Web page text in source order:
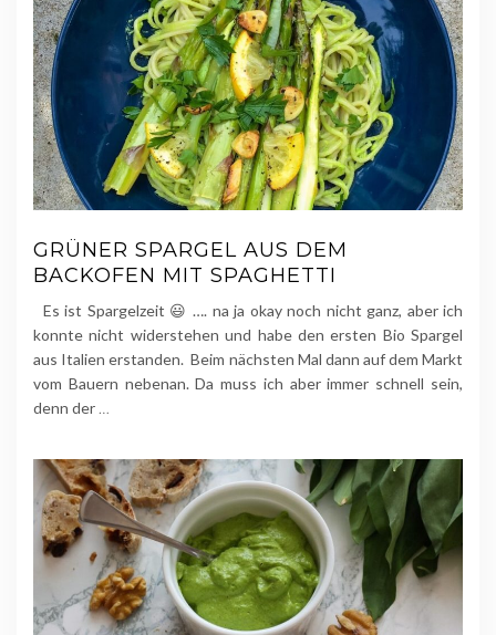
GRÜNER SPARGEL AUS DEM
BACKOFEN MIT SPAGHETTI
Es ist Spargelzeit 😃 …. na ja okay noch nicht ganz, aber ich
konnte nicht widerstehen und habe den ersten Bio Spargel
aus Italien erstanden. Beim nächsten Mal dann auf dem Markt
vom Bauern nebenan. Da muss ich aber immer schnell sein,
denn der …